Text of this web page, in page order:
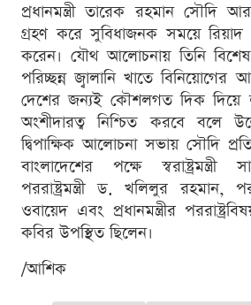
প্রধানমন্ত্রী তারেক রহমান সৌদি
গ্রহণ করে সুবিধাজনক সময়ে রিয়াদ
করেন। যৌথ আলোচনায় তিনি
পরিচ্ছন্ন জ্বালানি খাতে
দেশের জন্যই কৌশলগত দিক দিয়ে
অংশীদারত্ব নিশ্চিত করবে বলে
দ্বিপাক্ষিক আলোচনা সভায় সৌদি
বাংলাদেশের পক্ষে
পররাষ্ট্রমন্ত্রী ড. খলিলুর রহমান,
ওবায়েদ এবং প্রধানমন্ত্রীর
কবির উপস্থিত ছিলেন।
/আশিক